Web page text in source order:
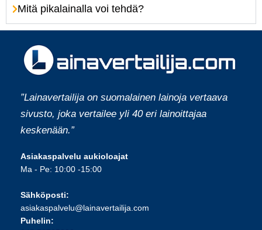
Mitä pikalainalla voi tehdä?
”Lainavertailija on suomalainen lainoja vertaava
sivusto, joka vertailee yli 40 eri lainoittajaa
keskenään.”
Asiakaspalvelu aukioloajat
Ma - Pe: 10:00 -15:00
Sähköposti:
asiakaspalvelu@lainavertailija.com
Puhelin: